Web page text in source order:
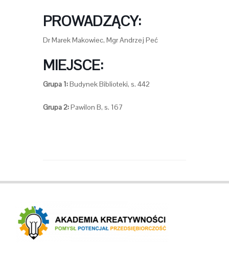
PROWADZĄCY:
Dr Marek Makowiec, Mgr Andrzej Peć
MIEJSCE:
Grupa 1:Budynek Biblioteki, s. 442
Grupa 2:Pawilon B, s. 167